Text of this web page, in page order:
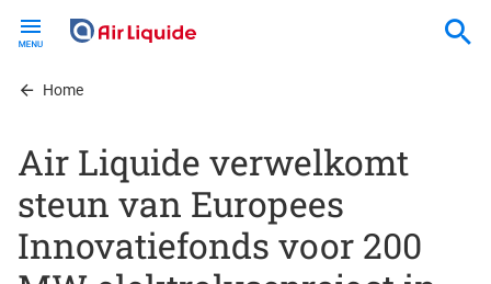
contentHome
Air Liquide verwelkomt
steun van Europees
Innovatiefonds voor 200